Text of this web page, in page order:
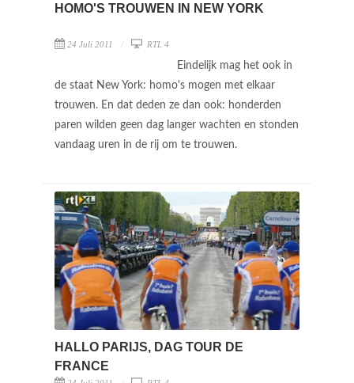
HOMO'S TROUWEN IN NEW YORK
24 Juli 2011 RTL 4
Eindelijk mag het ook in
de staat New York: homo's mogen met elkaar
trouwen. En dat deden ze dan ook: honderden
paren wilden geen dag langer wachten en stonden
vandaag uren in de rij om te trouwen.
HALLO PARIJS, DAG TOUR DE
FRANCE